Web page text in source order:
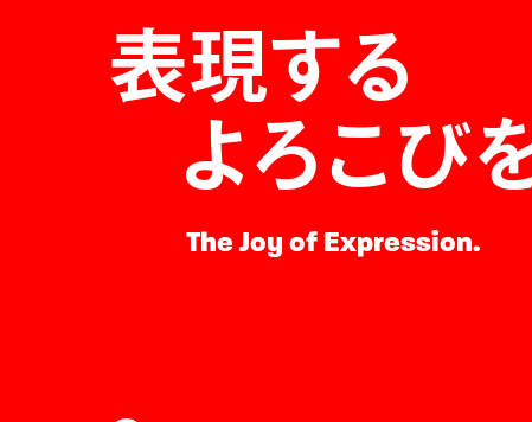
表現する
よろこびを
The Joy of Expression.